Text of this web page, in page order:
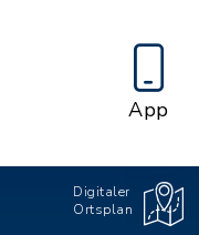
App
Digitaler
Ortsplan